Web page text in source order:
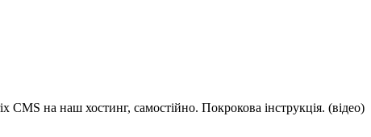
CMS на наш хостинг, самостійно. Покрокова інструкція. (відео)